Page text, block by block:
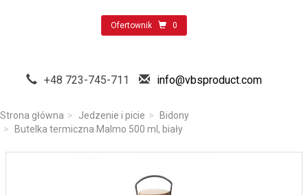
Ofertownik 0
+48 723-745-711 info@vbsproduct.com
Strona główna Jedzenie i picie
Bidony
Butelka termiczna Malmo 500 ml, biały